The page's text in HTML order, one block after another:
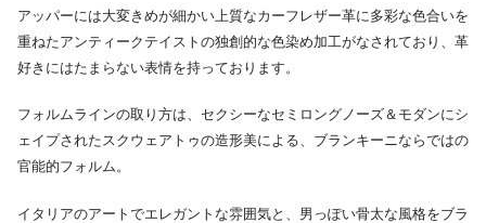
アッパーには大変きめが細かい上質なカーフレザー革に多彩な色合いを
重ねたアンティークテイストの独創的な色染め加工がなされており、革
好きにはたまらない表情を持っております。
フォルムラインの取り方は、セクシーなセミロングノーズ＆モダンにシ
ェイプされたスクウェアトゥの造形美による、ブランキーニならではの
官能的フォルム。
イタリアのアートでエレガントな雰囲気と、男っぽい骨太な風格をブラ